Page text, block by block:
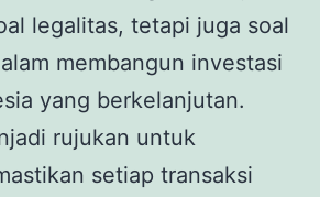
legalitas, tetapi juga soal
membangun investasi
yang berkelanjutan.
rujukan untuk
setiap transaksi